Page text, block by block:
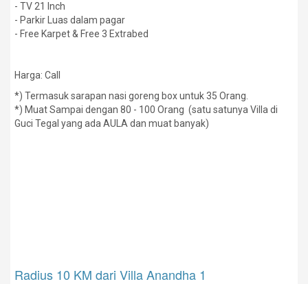
- TV 21 Inch
- Parkir Luas dalam pagar
- Free Karpet & Free 3 Extrabed
Harga: Call
*) Termasuk sarapan nasi goreng box untuk 35 Orang.
*) Muat Sampai dengan 80 - 100 Orang (satu satunya Villa di
Guci Tegal yang ada AULA dan muat banyak)
Radius 10 KM dari Villa Anandha 1